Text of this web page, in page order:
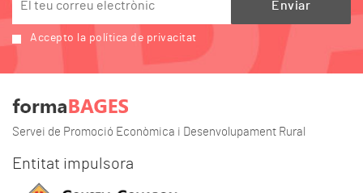
Accepto la política de privacitat
Servei de Promoció Econòmica i Desenvolupament Rural
Entitat impulsora